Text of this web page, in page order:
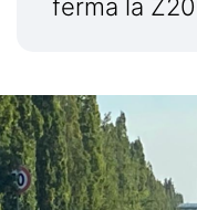
ferma la